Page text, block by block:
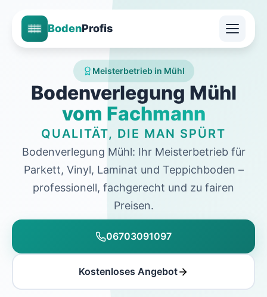
BodenProfis
Meisterbetrieb in Mühl
Bodenverlegung Mühl
vom Fachmann
QUALITÄT, DIE MAN SPÜRT
Bodenverlegung Mühl: Ihr Meisterbetrieb für
Parkett, Vinyl, Laminat und Teppichboden –
professionell, fachgerecht und zu fairen
Preisen.
06703091097
Kostenloses Angebot